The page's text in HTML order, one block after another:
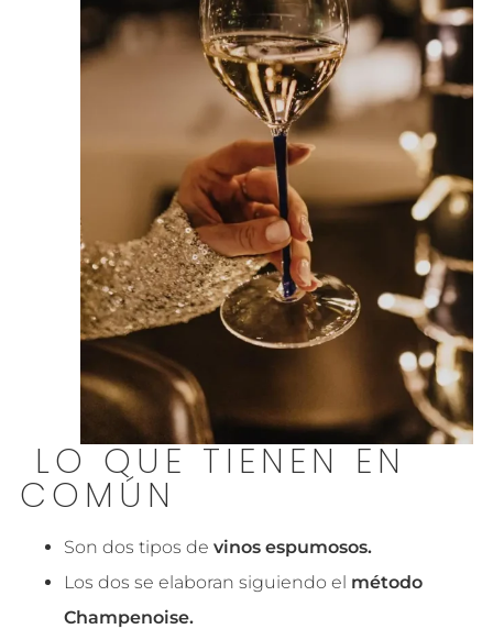
LO QUE TIENEN EN
COMÚN
Son dos tipos de vinos espumosos.
Los dos se elaboran siguiendo el método
Champenoise.